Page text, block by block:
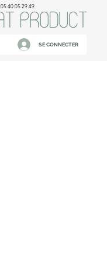
05 40 05 29 49
SE CONNECTER